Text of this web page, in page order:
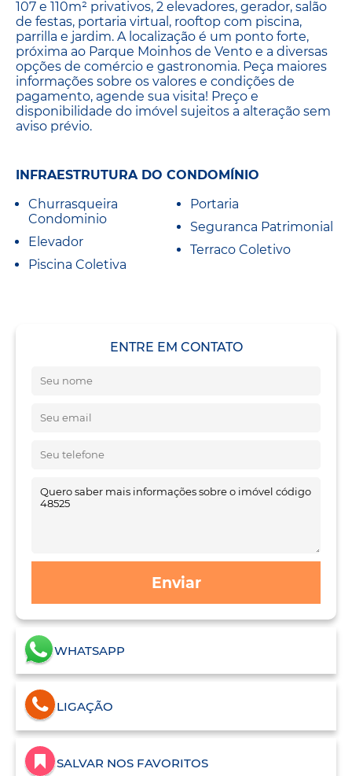
107 e 110m² privativos, 2 elevadores, gerador, salão
de festas, portaria virtual, rooftop com piscina,
parrilla e jardim. A localização é um ponto forte,
próxima ao Parque Moinhos de Vento e a diversas
opções de comércio e gastronomia. Peça maiores
informações sobre os valores e condições de
pagamento, agende sua visita! Preço e
disponibilidade do imóvel sujeitos a alteração sem
aviso prévio.
INFRAESTRUTURA DO CONDOMÍNIO
Churrasqueira
Condominio
Elevador
Piscina Coletiva
Portaria
Seguranca Patrimonial
Terraco Coletivo
ENTRE EM CONTATO
Enviar
WHATSAPP
LIGAÇÃO
SALVAR NOS FAVORITOS